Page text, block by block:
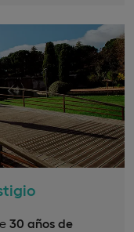
30 años de